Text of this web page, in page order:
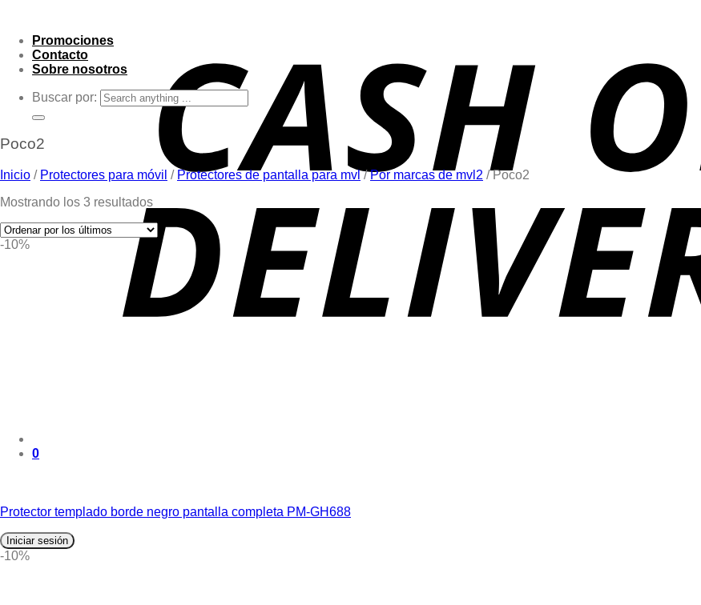
0
Promociones
Contacto
Sobre nosotros
Buscar por:
Poco2
Inicio / Protectores para móvil / Protectores de pantalla para mvl / Por marcas de mvl2 /Poco2
Mostrando los 3 resultados
-10%
Protector templado borde negro pantalla completa PM-GH688
Iniciar sesión
-10%